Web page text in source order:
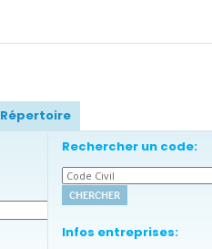
Répertoire
Rechercher un code:
Infos entreprises: